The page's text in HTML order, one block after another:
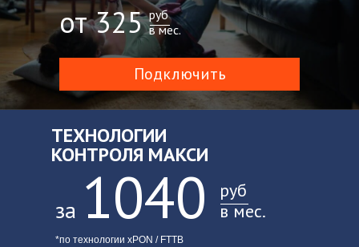
за 1040
*по технологии xPON / FTTB
ТЕХНОЛОГИИ
КОНТРОЛЯ МАКСИ
руб
в мес.
руб
в мес.
Подключить
от 325